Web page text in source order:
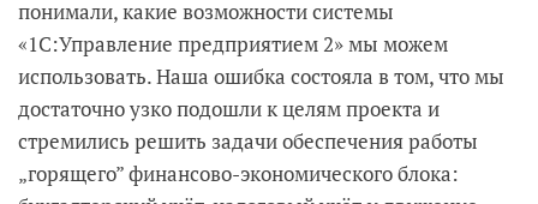
понимали, какие возможности системы
«1С:Управление предприятием 2» мы можем
использовать. Наша ошибка состояла в том, что мы
достаточно узко подошли к целям проекта и
стремились решить задачи обеспечения работы
„горящего” финансово-экономического блока: